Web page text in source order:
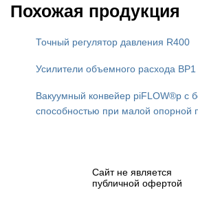
Похожая продукция
Точный регулятор давления R400
Усилители объемного расхода BP1
Вакуумный конвейер piFLOW®p с
способностью при малой опорной
Сайт не является
публичной офертой